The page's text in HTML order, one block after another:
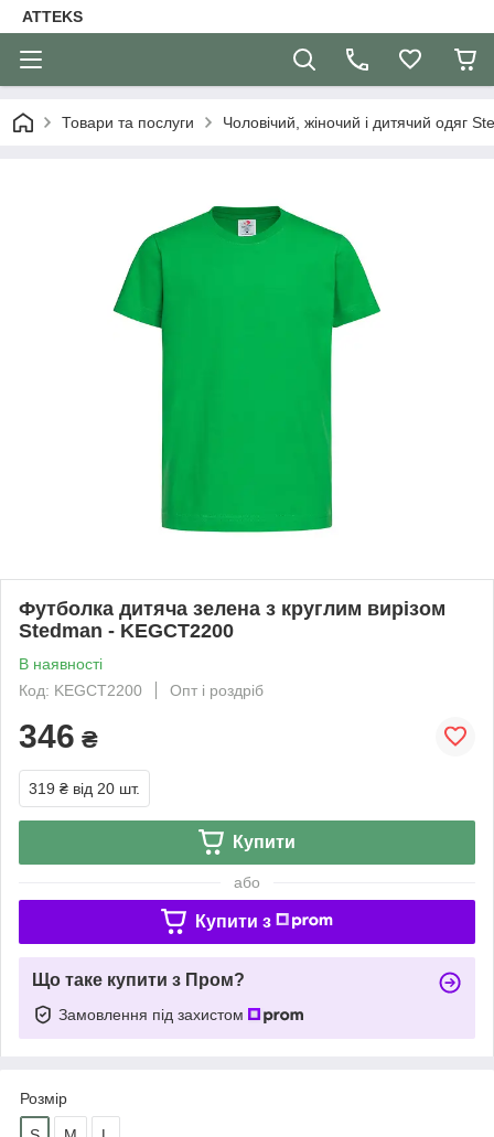
ATTEKS
Товари та послуги Чоловічий, жіночий і дитячий одяг
Футболка дитяча зелена з круглим вирізом
Stedman - KEGCT2200
В наявності
Код: KEGCT2200
Опт і роздріб
346 ₴
319 ₴ від 20 шт.
Купити
або
Купити з
Що таке купити з Пром?
Замовлення під захистом
Розмір